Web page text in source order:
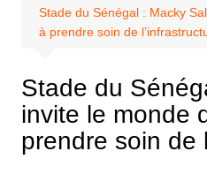
Stade du Sénégal : Macky
à prendre soin de
Stade du
invite le monde
prendre soin de